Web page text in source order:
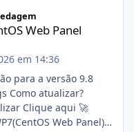
Web Panel
em 14:36
Clique aqui 🚀